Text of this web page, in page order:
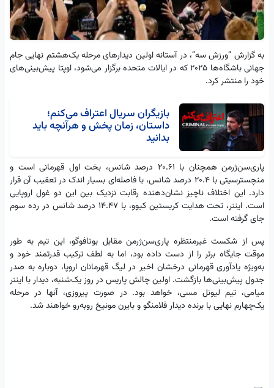
به گزارش “ورزش سه”، در آستانه اولین دیدارهای مرحله یک‌هشتم نهایی جام
جهانی باشگاه‌ها ۲۰۲۵ که در ایالات متحده برگزار می‌شود، اوپتا پیش‌بینی‌های
خود را منتشر کرد.
بازیگران سریال اعتراف می‌کنم؛
داستان، زمان پخش و هرآنچه باید
بدانید
پاری‌سن‌ژرمن همچنان با ۲۰.۶۱ درصد شانس، بخت اول قهرمانی است و
منچسترسیتی با ۲۰.۴ درصد شانس، با فاصله‌ای بسیار اندک در تعقیب آن قرار
دارد. این اختلاف ناچیز نشان‌دهنده رقابت نزدیک بین این دو غول اروپایی
است. اینتر، تحت هدایت کریستین کیوو، با ۱۴.۴۷ درصد شانس در رده سوم
جای گرفته است.
پس از شکست غیرمنتظره پاری‌سن‌ژرمن مقابل بوتافوگو، این تیم به طور
موقت جایگاه برتر را از دست داده بود، اما به لطف ترکیب قدرتمند خود و
به‌ویژه یادآوری قهرمانی درخشان اخیر در لیگ قهرمانان اروپا، دوباره به صدر
جدول پیش‌بینی‌ها بازگشت. اولین چالش پاریس در روز یک‌شنبه، دیدار با اینتر
میامی، تیم لیونل مسی، خواهد بود. در صورت پیروزی، آنها در مرحله
یک‌چهارم نهایی با برنده دیدار فلامنگو و بایرن مونیخ روبه‌رو خواهند شد.